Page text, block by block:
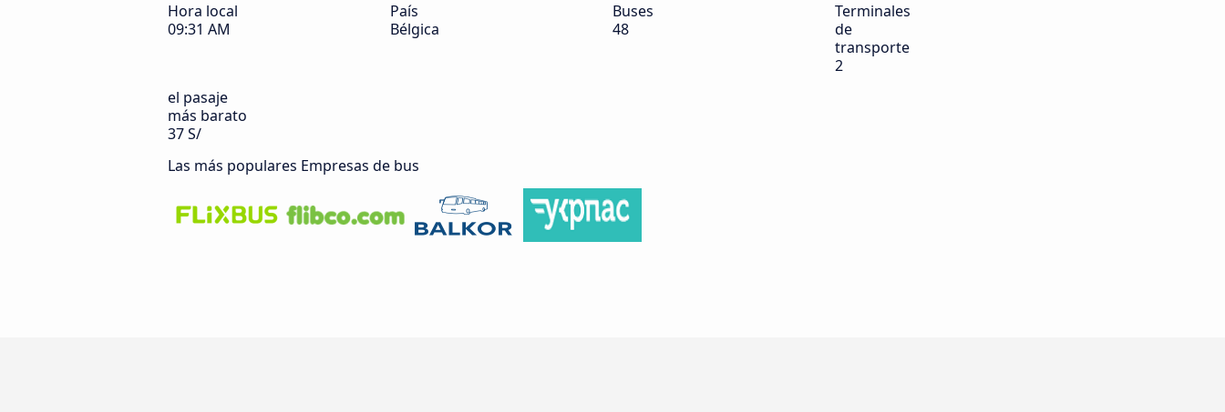
Hora local
09:31 AM
País
Bélgica
Buses
48
Terminales
de
transporte
2
el pasaje
más barato
37 S/
Las más populares Empresas de bus